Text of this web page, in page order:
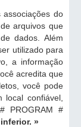
do
arquivos que
dados. Além
utilizado para
a informação
acredita que
você pode
confiável,
PROGRAM #
»